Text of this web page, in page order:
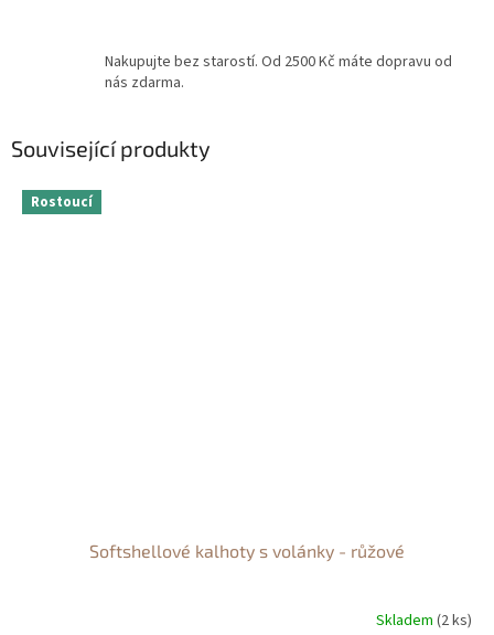
Nakupujte bez starostí. Od 2500 Kč máte dopravu od
nás zdarma.
Související produkty
Rostoucí
Softshellové kalhoty s volánky - růžové
Skladem (2 ks)